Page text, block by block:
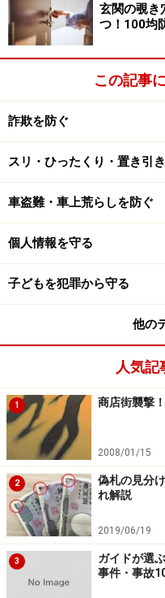
玄関の覗き
つ！100均
この記事
詐欺を防ぐ
スリ・ひったくり・置き引
車盗難・車上荒らしを防ぐ
個人情報を守る
子どもを犯罪から守る
他の
人気記
1 商店街襲撃
2008/01/15
2
偽札の見分
れ解説
2019/06/19
3
ガイドが選
事件・事故